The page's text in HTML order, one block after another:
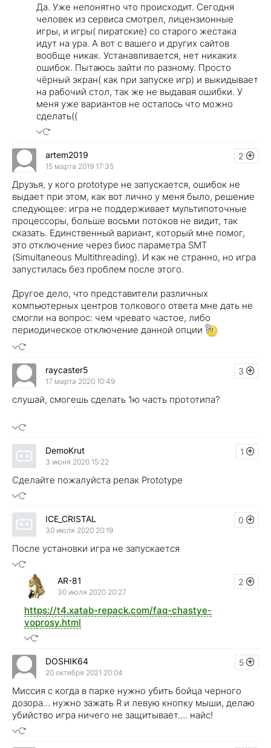
Да. Уже непонятно что происходит. Сегодня
человек из сервиса смотрел, лицензионные
игры, и игры( пиратские) со старого жестака
идут на ура. А вот с вашего и других сайтов
вообще никак. Устанавливается, нет никаких
ошибок. Пытаюсь зайти по разному. Просто
чёрный экран( как при запуске игр) и выкидывает
на рабочий стол, так же не выдавая ошибки. У
меня уже вариантов не осталось что можно
сделать((
2
artem2019
15 марта 2019 17:35
Друзья, у кого prototype не запускается, ошибок не
выдает при этом, как вот лично у меня было, решение
следующее: игра не поддерживает мультипоточные
процессоры, больше восьми потоков не видит, так
сказать. Единственный вариант, который мне помог,
это отключение через биос параметра SMT
(Simultaneous Multithreading). И как не странно, но игра
запустилась без проблем после этого.
Другое дело, что представители различных
компьютерных центров толкового ответа мне дать не
смогли на вопрос: чем чревато частое, либо
периодическое отключение данной опции
3
raycaster5
17 марта 2020 10:49
слушай, смогешь сделать 1ю часть прототипа?
1
DemoKrut
3 июня 2020 15:22
Сделайте пожалуйста репак Prototype
0
ICE_CRISTAL
30 июля 2020 20:19
После установки игра не запускается
2
AR-81
30 июля 2020 20:27
https://t4.xatab-repack.com/faq-chastye-
voprosy.html
5
DOSHIK64
20 октября 2021 20:04
Миссия с когда в парке нужно убить бойца черного
дозора... нужно зажать R и левую кнопку мыши, делаю
убийство игра ничего не защитывает.... найс!